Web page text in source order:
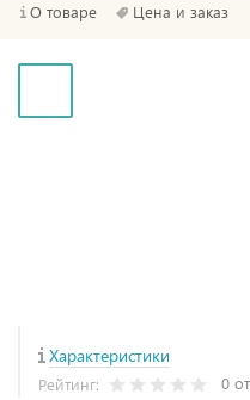
О товаре Цена и заказ
Характеристики
Рейтинг: 0